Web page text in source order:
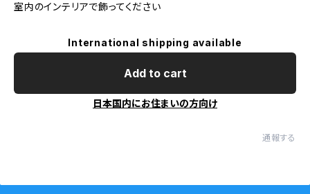
室内のインテリアで飾ってください
International shipping available
Add to cart
日本国内にお住まいの方向け
通報する